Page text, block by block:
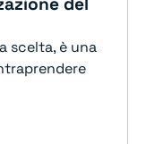
scelta, è una